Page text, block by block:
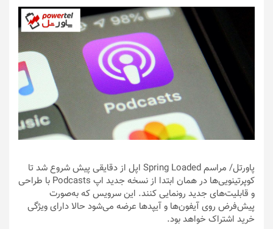
پاورتل
/ مراسم Spring Loaded اپل از دقایقی پیش شروع شد تا
کوپرتینویی‌ها در همان ابتدا از نسخه جدید اپ Podcasts با طراحی
و قابلیت‌های جدید رونمایی کنند. این سرویس که به‌صورت
پیش‌فرض روی آیفون‌ها و آیپدها عرضه می‌شود حالا دارای ویژگی
خرید اشتراک خواهد بود.